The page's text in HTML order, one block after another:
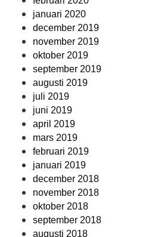
januari 2020
december 2019
november 2019
oktober 2019
september 2019
augusti 2019
juli 2019
juni 2019
april 2019
mars 2019
februari 2019
januari 2019
december 2018
november 2018
oktober 2018
september 2018
augusti 2018